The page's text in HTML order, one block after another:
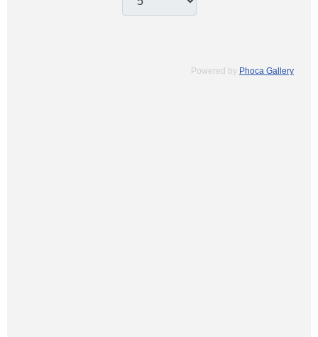
Powered by Phoca Gallery